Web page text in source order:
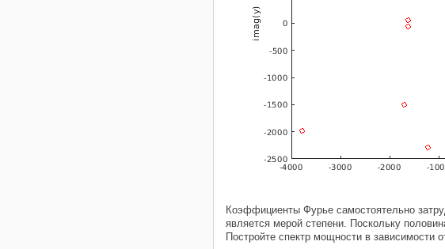
Коэффициенты Фурье самостоятельно
является мерой степени. Поскольку
Постройте спектр мощности в зависимости